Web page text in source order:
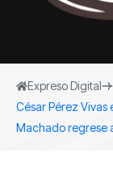
Expreso Digital
César Pérez
Machado regrese